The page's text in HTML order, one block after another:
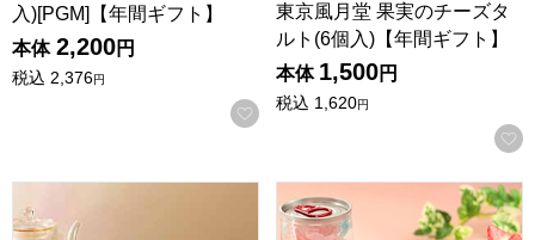
入)[PGM]【年間ギフト】
本体 2,200円
税込 2,376円
お気に入りに登録する
東京風月堂 果実のチーズタ
ルト(6個入)【年間ギフト】
本体 1,500円
税込 1,620円
東京風月堂 果実のチーズタルト(8個入)【年間ギフト】
プリザーブドセット「春摘